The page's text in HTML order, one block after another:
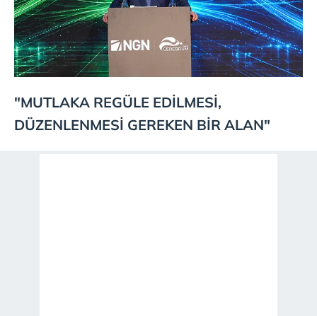
"MUTLAKA REGÜLE EDİLMESİ,
DÜZENLENMESİ GEREKEN BİR ALAN"